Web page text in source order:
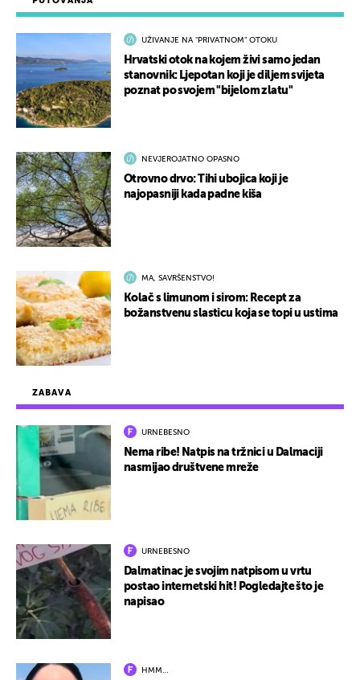
ZABAVA
URNEBESNO
Nema ribe! Natpis na tržnici u Dalmaciji
nasmijao društvene mreže
URNEBESNO
Dalmatinac je svojim natpisom u vrtu
postao internetski hit! Pogledajte što je
napisao
HMM…
UŽIVANJE NA "PRIVATNOM" OTOKU
Hrvatski otok na kojem živi samo jedan
stanovnik: Ljepotan koji je diljem svijeta
poznat po svojem "bijelom zlatu"
NEVJEROJATNO OPASNO
Otrovno drvo: Tihi ubojica koji je
najopasniji kada padne kiša
MA, SAVRŠENSTVO!
Kolač s limunom i sirom: Recept za
božanstvenu slasticu koja se topi u ustima